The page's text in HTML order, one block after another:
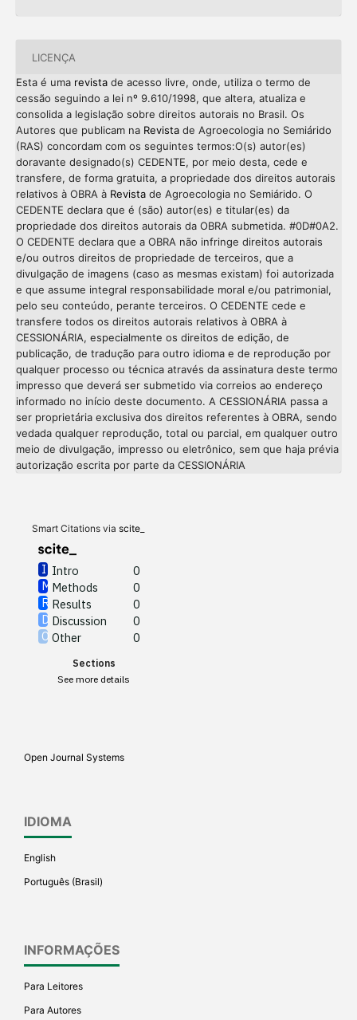
LICENÇA
Esta é uma revistade acesso livre, onde, utiliza o termo de
cessão seguindo a lei nº 9.610/1998, que altera, atualiza e
consolida a legislação sobre direitos autorais no Brasil. Os
Autores que publicam na Revistade Agroecologia no Semiárido
(RAS) concordam com os seguintes termos:O(s) autor(es)
doravante designado(s) CEDENTE, por meio desta, cede e
transfere, de forma gratuita, a propriedade dos direitos autorais
relativos à OBRA à Revistade Agroecologia no Semiárido. O
CEDENTE declara que é (são) autor(es) e titular(es) da
propriedade dos direitos autorais da OBRA submetida. #0D#0A2.
O CEDENTE declara que a OBRA não infringe direitos autorais
e/ou outros direitos de propriedade de terceiros, que a
divulgação de imagens (caso as mesmas existam) foi autorizada
e que assume integral responsabilidade moral e/ou patrimonial,
pelo seu conteúdo, perante terceiros. O CEDENTE cede e
transfere todos os direitos autorais relativos à OBRA à
CESSIONÁRIA, especialmente os direitos de edição, de
publicação, de tradução para outro idioma e de reprodução por
qualquer processo ou técnica através da assinatura deste termo
impresso que deverá ser submetido via correios ao endereço
informado no início deste documento. A CESSIONÁRIA passa a
ser proprietária exclusiva dos direitos referentes à OBRA, sendo
vedada qualquer reprodução, total ou parcial, em qualquer outro
meio de divulgação, impresso ou eletrônico, sem que haja prévia
autorização escrita por parte da CESSIONÁRIA
Smart Citations via scite_
Intro
0
Methods
0
Results
0
Discussion
0
Other
0
Sections
See more details
Intro
Open Journal Systems
IDIOMA
English
Português (Brasil)
INFORMAÇÕES
Para Leitores
Para Autores